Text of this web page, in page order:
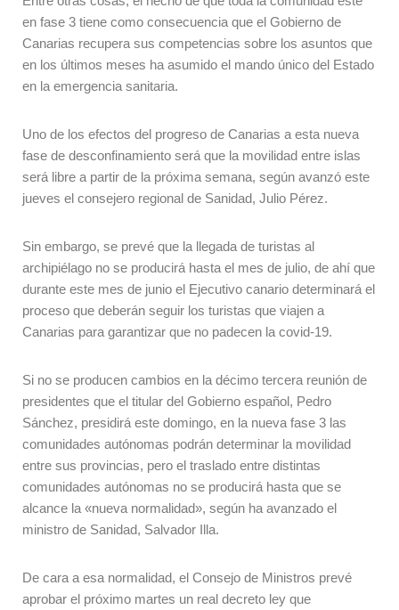
en fase 3 tiene como consecuencia que el Gobierno de
Canarias recupera sus competencias sobre los asuntos que
en los últimos meses ha asumido el mando único del Estado
en la emergencia sanitaria.
Uno de los efectos del progreso de Canarias a esta nueva
fase de desconfinamiento será que la movilidad entre islas
será libre a partir de la próxima semana, según avanzó este
jueves el consejero regional de Sanidad, Julio Pérez.
Sin embargo, se prevé que la llegada de turistas al
archipiélago no se producirá hasta el mes de julio, de ahí que
durante este mes de junio el Ejecutivo canario determinará el
proceso que deberán seguir los turistas que viajen a
Canarias para garantizar que no padecen la covid-19.
Si no se producen cambios en la décimo tercera reunión de
presidentes que el titular del Gobierno español, Pedro
Sánchez, presidirá este domingo, en la nueva fase 3 las
comunidades autónomas podrán determinar la movilidad
entre sus provincias, pero el traslado entre distintas
comunidades autónomas no se producirá hasta que se
alcance la «nueva normalidad», según ha avanzado el
ministro de Sanidad, Salvador Illa.
De cara a esa normalidad, el Consejo de Ministros prevé
aprobar el próximo martes un real decreto ley que